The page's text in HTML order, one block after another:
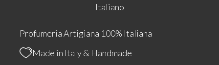
Italiano
Profumeria Artigiana 100% Italiana
Made in Italy & Handmade